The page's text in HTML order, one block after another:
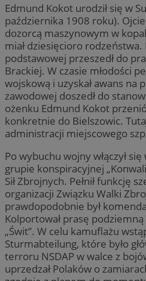
Edmund Kokot urodził się w
października 1908 roku).
dozorcą maszynowym w
miał dziesięcioro rodzeństwa.
podstawowej przeszedł do
Brackiej. W czasie młodości
wojskową i uzyskał awans na
zawodowej doszedł do
ożenku Edmund Kokot
konkretnie do Bielszowic.
administracji miejscowego
Po wybuchu wojny włączył
grupie konspiracyjnej
Sił Zbrojnych. Pełnił funkcję
organizacji Związku Walki
prawdopodobnie był
Kolportował prasę podziemną
„Świt”. W celu kamuflażu
Sturmabteilung, które było
terroru NSDAP w walce z
uprzedzał Polaków o